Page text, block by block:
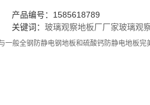
产品编号：1585618789
关键词： 玻璃观察地板厂厂家玻璃观
般全钢防静电钢地板和硫酸钙防静电地板完